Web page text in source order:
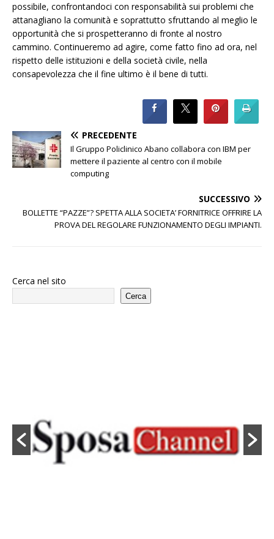
possibile, confrontandoci con responsabilità sui problemi che
attanagliano la comunità e soprattutto sfruttando al meglio le
opportunità che si prospetteranno di fronte al nostro
cammino. Continueremo ad agire, come fatto fino ad ora, nel
rispetto delle istituzioni e della società civile, nella
consapevolezza che il fine ultimo è il bene di tutti.
PRECEDENTE
Il Gruppo Policlinico Abano collabora con IBM per
mettere il paziente al centro con il mobile
computing
SUCCESSIVO
BOLLETTE “PAZZE”? SPETTA ALLA SOCIETA’ FORNITRICE OFFRIRE LA
PROVA DEL REGOLARE FUNZIONAMENTO DEGLI IMPIANTI.
Cerca nel sito
Cerca